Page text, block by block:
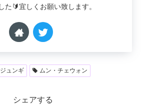
た🔰宜しくお願い致します。
ュンギ ムン・チェウォン
シェアする